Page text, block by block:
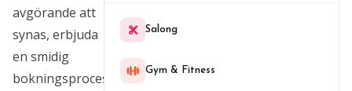
avgörande att
synas, erbjuda
en smidig
bokningsprocess
Salong
Gym & Fitness